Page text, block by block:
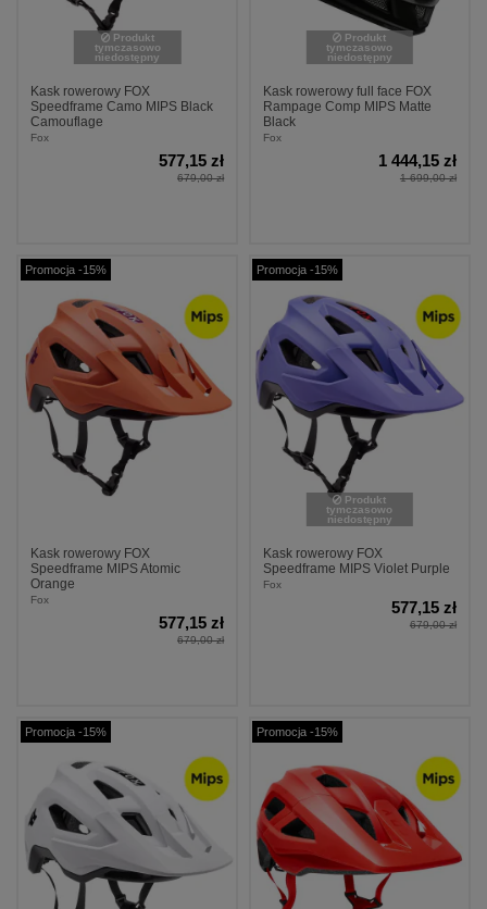
Produkt
tymczasowo
niedostępny
Kask rowerowy FOX
Speedframe Camo MIPS Black
Camouflage
Fox
577,15 zł
679,00 zł
Produkt
tymczasowo
niedostępny
Kask rowerowy full face FOX
Rampage Comp MIPS Matte
Black
Fox
1 444,15 zł
1 699,00 zł
Promocja -15%
Kask rowerowy FOX
Speedframe MIPS Atomic
Orange
Fox
577,15 zł
679,00 zł
Promocja -15%
Produkt
tymczasowo
niedostępny
Kask rowerowy FOX
Speedframe MIPS Violet Purple
Fox
577,15 zł
679,00 zł
Promocja -15% Promocja -15%